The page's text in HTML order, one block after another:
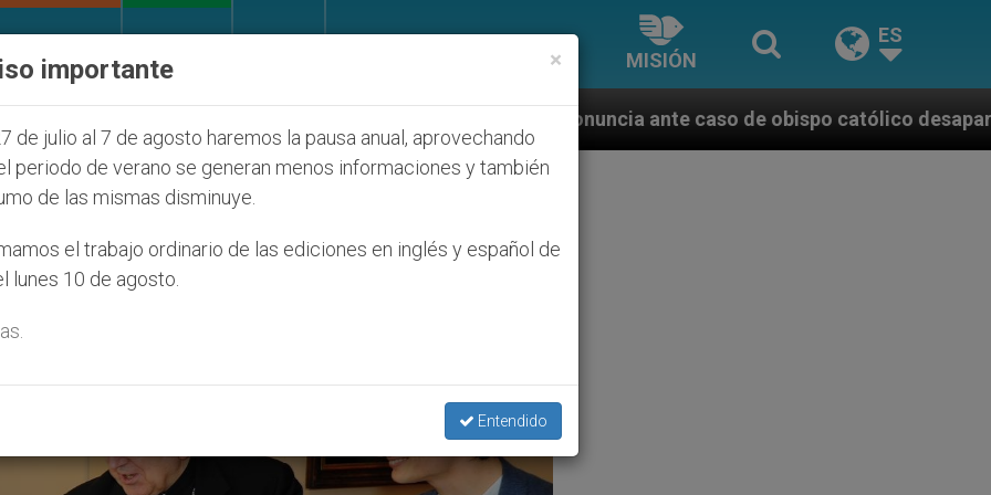
MISIÓN
ES
Seúl 2027 ONU se pronuncia ante caso de obispo católico desaparecido por la dictadura
Consejo Para Los Laicos’
×
importante
de julio al 7 de agosto haremos la pausa anual, aprovechando
periodo de verano se generan menos informaciones y también
de las mismas disminuye.
el trabajo ordinario de las ediciones en inglés y español de
lunes 10 de agosto.
Entendido